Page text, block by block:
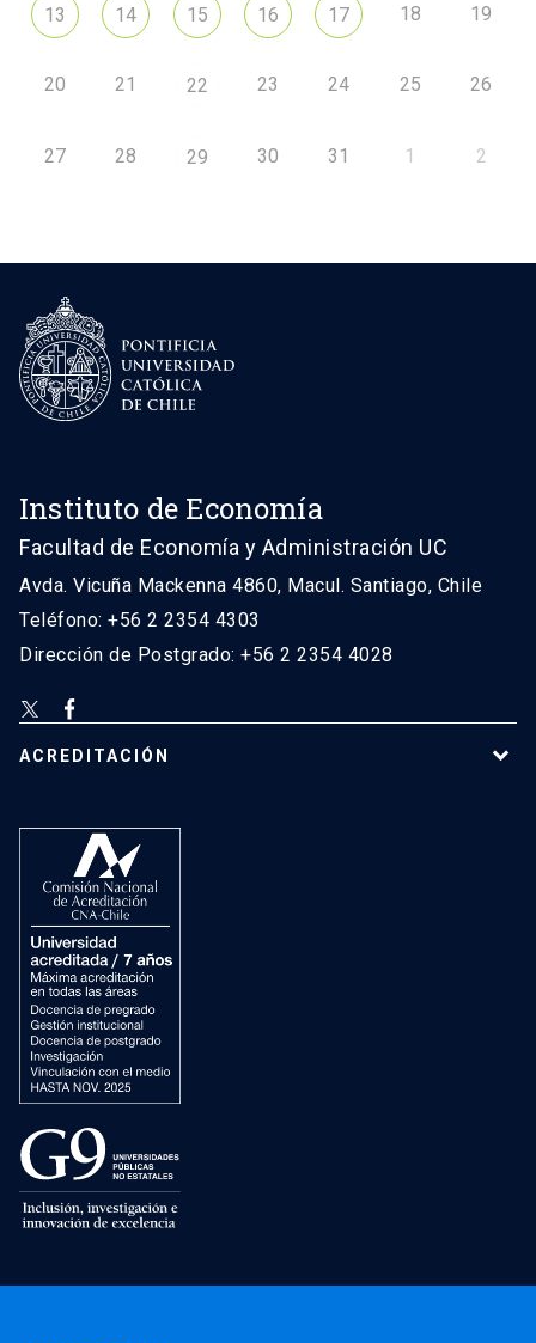
13 14 15 16 17 18 19
20 21 22 23 24 25 26
27 28 29 30 31 1 2
Instituto de Economía
Facultad de Economía y Administración UC
Avda. Vicuña Mackenna 4860, Macul. Santiago, Chile
Teléfono: +56 2 2354 4303
Dirección de Postgrado: +56 2 2354 4028
ACREDITACIÓN